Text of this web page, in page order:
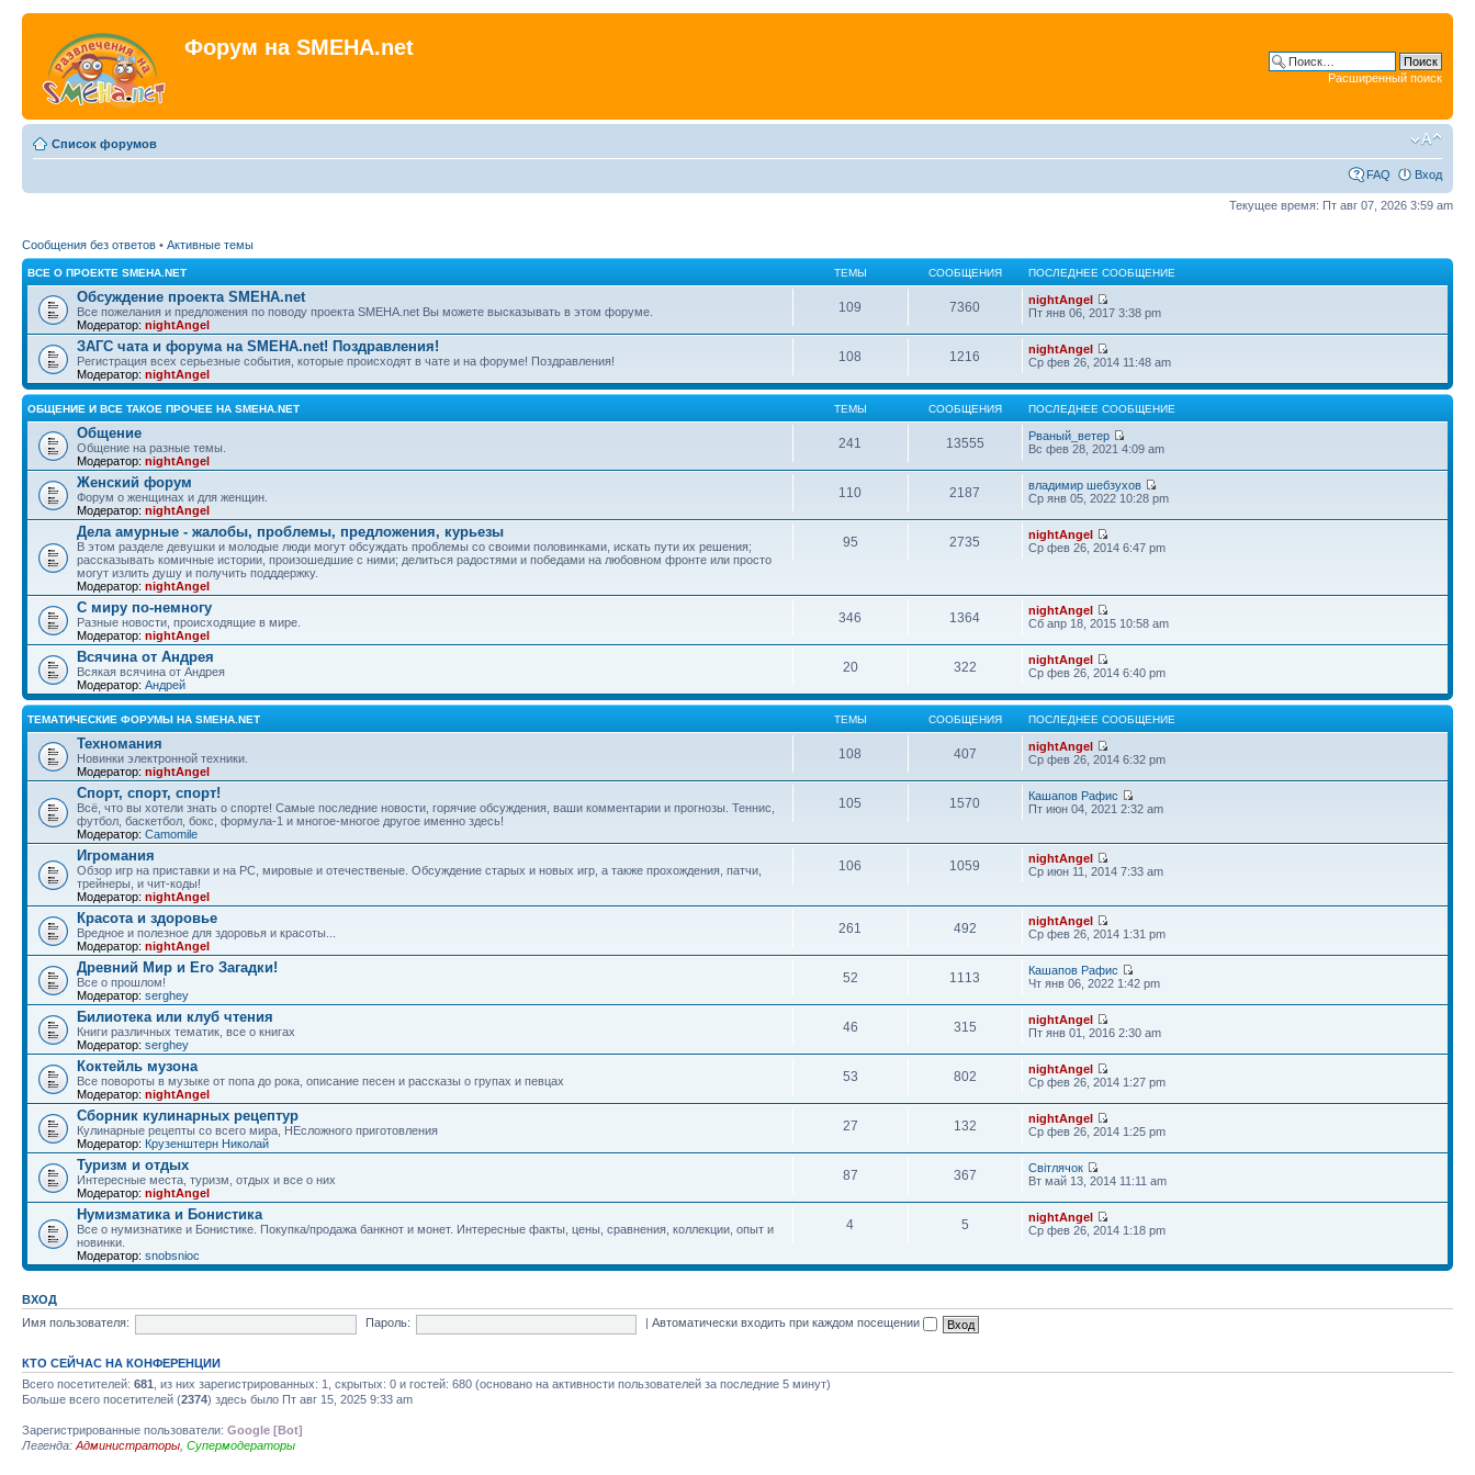
Форум на SMEHA.net
Расширенный поиск
Список форумов
FAQ Вход
Текущее время: Пт авг 07, 2026 3:59 am
Сообщения без ответов • Активные темы
ВСЕ О ПРОЕКТЕ SMEHA.NET ТЕМЫ СООБЩЕНИЯ ПОСЛЕДНЕЕ СООБЩЕНИЕ
Обсуждение проекта SMEHA.net
Все пожелания и предложения по поводу проекта SMEHA.net Вы можете высказывать в этом форуме.
Модератор: nightAngel
109 7360
nightAngel
Пт янв 06, 2017 3:38 pm
ЗАГС чата и форума на SMEHA.net! Поздравления!
Регистрация всех серьезные события, которые происходят в чате и на форуме! Поздравления!
Модератор: nightAngel
108 1216
nightAngel
Ср фев 26, 2014 11:48 am
ОБЩЕНИЕ И ВСЕ ТАКОЕ ПРОЧЕЕ НА SMEHA.NET ТЕМЫ СООБЩЕНИЯ ПОСЛЕДНЕЕ СООБЩЕНИЕ
Общение
Общение на разные темы.
Модератор: nightAngel
241 13555
Рваный_ветер
Вс фев 28, 2021 4:09 am
Женский форум
Форум о женщинах и для женщин.
Модератор: nightAngel
110 2187
владимир шебзухов
Ср янв 05, 2022 10:28 pm
Дела амурные - жалобы, проблемы, предложения, курьезы
В этом разделе девушки и молодые люди могут обсуждать проблемы со своими половинками, искать пути их решения;
рассказывать комичные истории, произошедшие с ними; делиться радостями и победами на любовном фронте или просто
могут излить душу и получить подддержку.
Модератор: nightAngel
95 2735
nightAngel
Ср фев 26, 2014 6:47 pm
С миру по-немногу
Разные новости, происходящие в мире.
Модератор: nightAngel
346 1364
nightAngel
Сб апр 18, 2015 10:58 am
Всячина от Андрея
Всякая всячина от Андрея
Модератор: Андрей
20 322
nightAngel
Ср фев 26, 2014 6:40 pm
ТЕМАТИЧЕСКИЕ ФОРУМЫ НА SMEHA.NET ТЕМЫ СООБЩЕНИЯ ПОСЛЕДНЕЕ СООБЩЕНИЕ
Техномания
Новинки электронной техники.
Модератор: nightAngel
108 407
nightAngel
Ср фев 26, 2014 6:32 pm
Спорт, спорт, спорт!
Всё, что вы хотели знать о спорте! Самые последние новости, горячие обсуждения, ваши комментарии и прогнозы. Теннис,
футбол, баскетбол, бокс, формула-1 и многое-многое другое именно здесь!
Модератор: Camomile
105 1570
Кашапов Рафис
Пт июн 04, 2021 2:32 am
Игромания
Обзор игр на приставки и на PC, мировые и отечественые. Обсуждение старых и новых игр, а также прохождения, патчи,
трейнеры, и чит-коды!
Модератор: nightAngel
106 1059
nightAngel
Ср июн 11, 2014 7:33 am
Красота и здоровье
Вредное и полезное для здоровья и красоты...
Модератор: nightAngel
261 492
nightAngel
Ср фев 26, 2014 1:31 pm
Древний Мир и Его Загадки!
Все о прошлом!
Модератор: serghey
52 1113
Кашапов Рафис
Чт янв 06, 2022 1:42 pm
Билиотека или клуб чтения
Книги различных тематик, все о книгах
Модератор: serghey
46 315
nightAngel
Пт янв 01, 2016 2:30 am
Коктейль музона
Все повороты в музыке от попа до рока, описание песен и рассказы о групах и певцах
Модератор: nightAngel
53 802
nightAngel
Ср фев 26, 2014 1:27 pm
Сборник кулинарных рецептур
Кулинарные рецепты со всего мира, НЕсложного приготовления
Модератор: Крузенштерн Николай
27 132
nightAngel
Ср фев 26, 2014 1:25 pm
Туризм и отдых
Интересные места, туризм, отдых и все о них
Модератор: nightAngel
87 367
Світлячок
Вт май 13, 2014 11:11 am
Нумизматика и Бонистика
Все о нумизнатике и Бонистике. Покупка/продажа банкнот и монет. Интересные факты, цены, сравнения, коллекции, опыт и
новинки.
Модератор: snobsnioc
4 5
nightAngel
Ср фев 26, 2014 1:18 pm
ВХОД
Имя пользователя:
Пароль: |Автоматически входить при каждом посещении
КТО СЕЙЧАС НА КОНФЕРЕНЦИИ
Всего посетителей: 681 , из них зарегистрированных: 1, скрытых: 0 и гостей: 680 (основано на активности пользователей за последние 5 минут)
Больше всего посетителей (2374) здесь было Пт авг 15, 2025 9:33 am
Зарегистрированные пользователи: Google [Bot]
Легенда: Администраторы Супермодераторы